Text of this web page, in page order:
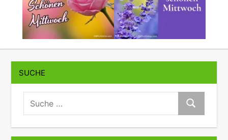
SUCHE
suche:
Suche